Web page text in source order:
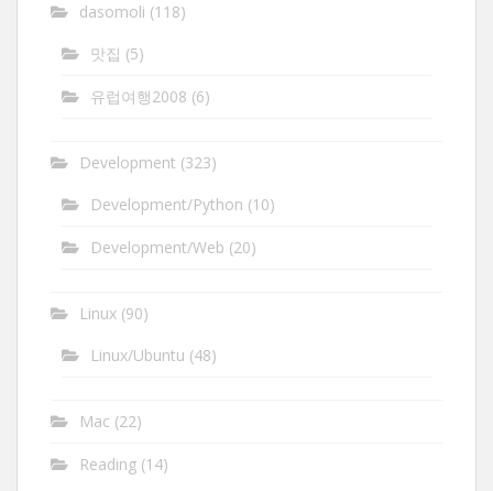
dasomoli (118)
맛집 (5)
유럽여행2008 (6)
Development (323)
Development/Python (10)
Development/Web (20)
Linux (90)
Linux/Ubuntu (48)
Mac (22)
Reading (14)